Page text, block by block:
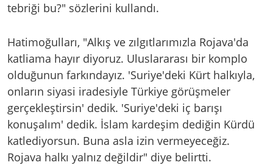
tebriği bu?" sözlerini kullandı.
Hatimoğulları, "Alkış ve zılgıtlarımızla Rojava'da
katliama hayır diyoruz. Uluslararası bir komplo
olduğunun farkındayız. 'Suriye'deki Kürt halkıyla,
onların siyasi iradesiyle Türkiye görüşmeler
gerçekleştirsin' dedik. 'Suriye'deki iç barışı
konuşalım' dedik. İslam kardeşim dediğin Kürdü
katlediyorsun. Buna asla izin vermeyeceğiz.
Rojava halkı yalnız değildir" diye belirtti.